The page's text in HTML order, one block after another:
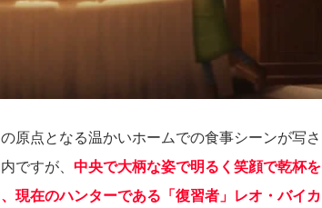
原点となる温かいホームでの食事シーンが写さ
ですが、 中央で大柄な姿で明るく笑顔で乾杯を
現在のハンターである「復習者」レオ・バイカ